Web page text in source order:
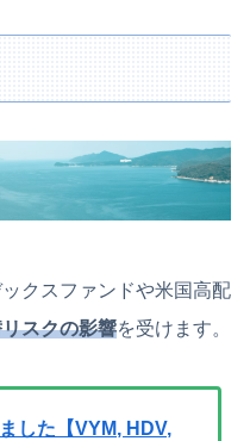
クスファンドや米国高配
スクの影響を受けます。
した【VYM, HDV,